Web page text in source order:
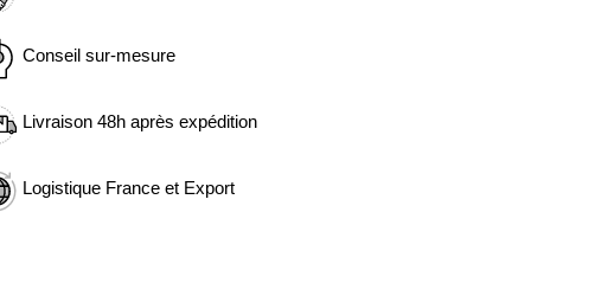
Conseil sur-mesure
Livraison 48h après expédition
Logistique France et Export